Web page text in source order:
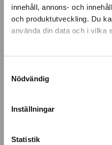
innehåll, annons- och
och produktutveckling. Du
använda din data och i vilka
Ta reda på mer om hur dina
Du kan ändra eller dra
Vi använder
för sociala medier och
Nödvändig
Inställningar
Statistik
Ja, kontakta mig
Välkommen till
erbjuder alla typer av
hantverkare i vår
dig med målning,
samt annan
Givetvis hjälper vi
som har behov